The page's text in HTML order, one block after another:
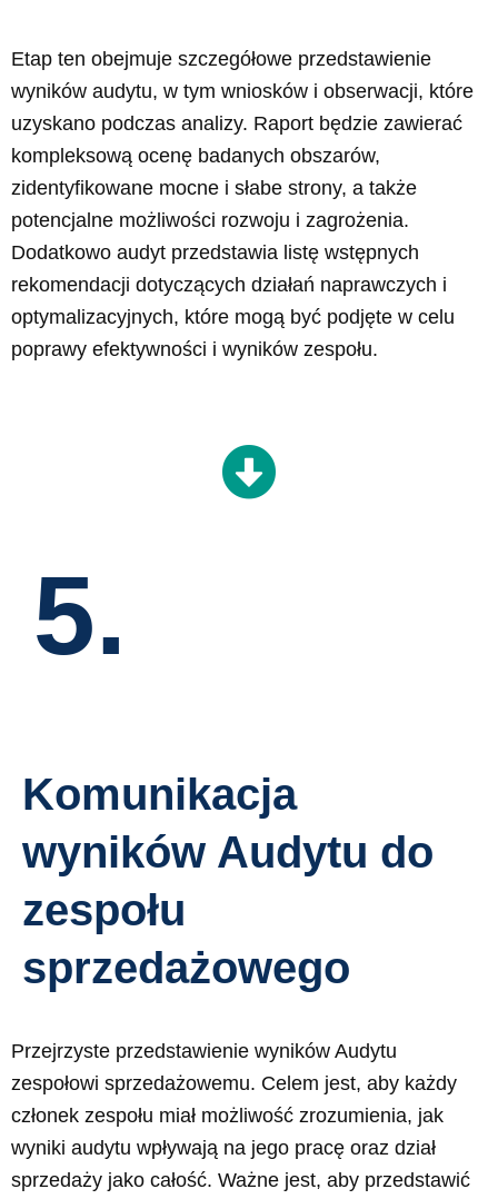
Etap ten obejmuje szczegółowe przedstawienie
wyników audytu, w tym wniosków i obserwacji, które
uzyskano podczas analizy. Raport będzie zawierać
kompleksową ocenę badanych obszarów,
zidentyfikowane mocne i słabe strony, a także
potencjalne możliwości rozwoju i zagrożenia.
Dodatkowo audyt przedstawia listę wstępnych
rekomendacji dotyczących działań naprawczych i
optymalizacyjnych, które mogą być podjęte w celu
poprawy efektywności i wyników zespołu.
5.
Komunikacja
wyników Audytu do
zespołu
sprzedażowego
Przejrzyste przedstawienie wyników Audytu
zespołowi sprzedażowemu. Celem jest, aby każdy
członek zespołu miał możliwość zrozumienia, jak
wyniki audytu wpływają na jego pracę oraz dział
sprzedaży jako całość. Ważne jest, aby przedstawić